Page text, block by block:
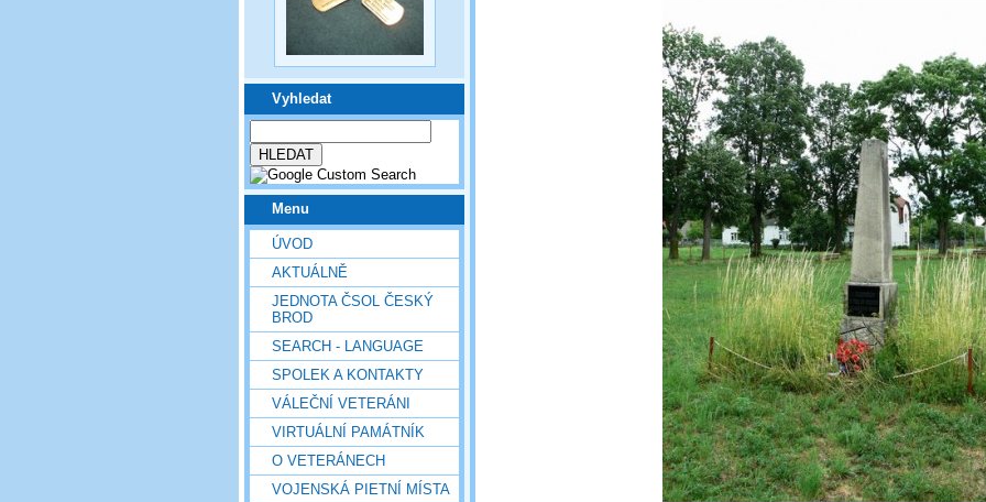
Vyhledat
Menu
ÚVOD
AKTUÁLNĚ
JEDNOTA ČSOL ČESKÝ
BROD
SEARCH - LANGUAGE
SPOLEK A KONTAKTY
VÁLEČNÍ VETERÁNI
VIRTUÁLNÍ PAMÁTNÍK
O VETERÁNECH
VOJENSKÁ PIETNÍ MÍSTA